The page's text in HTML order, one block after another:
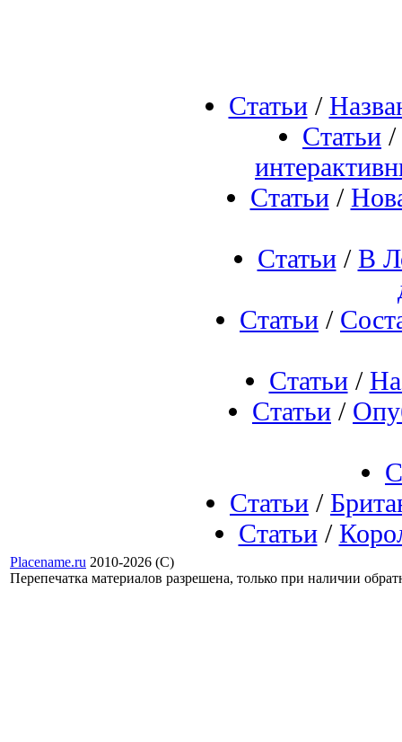
Статьи/
Статьи /
Статьи/
Статьи/ В
Статьи /
Статьи/
Статьи /
Статьи /
Статьи/
Placename.ru 2010-2026 (С)
Перепечатка материалов разрешена, только при наличии